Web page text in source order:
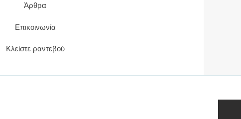
Άρθρα
Επικοινωνία
Κλείστε ραντεβού